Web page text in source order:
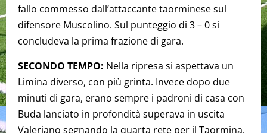
fallo commesso dall’attaccante taorminese sul
difensore Muscolino. Sul punteggio di 3 – 0 si
concludeva la prima frazione di gara.
SECONDO TEMPO: Nella ripresa si aspettava un
Limina diverso, con più grinta. Invece dopo due
minuti di gara, erano sempre i padroni di casa con
Buda lanciato in profondità superava in uscita
Valeriano segnando la quarta rete per il Taormina.